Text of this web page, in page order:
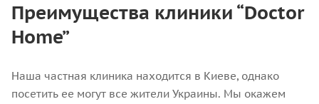
Преимущества клиники “Doctor
Home”
Наша частная клиника находится в Киеве, однако
посетить ее могут все жители Украины. Мы окажем